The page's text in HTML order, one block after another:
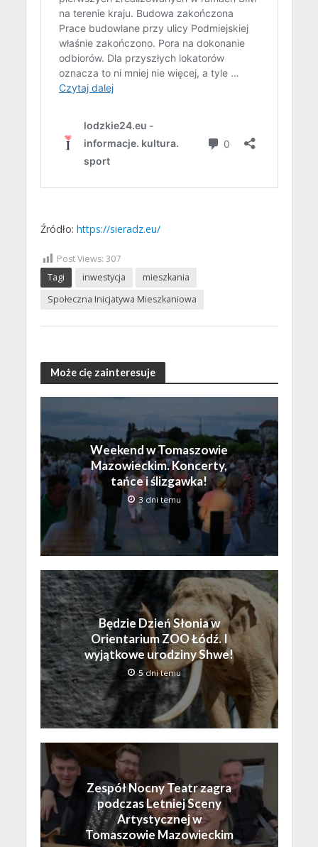
Źródło: https://sieradz.eu/
Post Views: 307
Tagi
inwestycja
mieszkania
Społeczna Inicjatywa Mieszkaniowa
Może cię zainteresuje
Weekend w Tomaszowie
Mazowieckim. Koncerty,
tańce i ślizgawka!
3 dni temu
Będzie Dzień Słonia w
Orientarium ZOO Łódź. I
wyjątkowe urodziny Shwe!
5 dni temu
Zespół Nocny Teatr zagra
podczas Letniej Sceny
Artystycznej w
Tomaszowie Mazowieckim